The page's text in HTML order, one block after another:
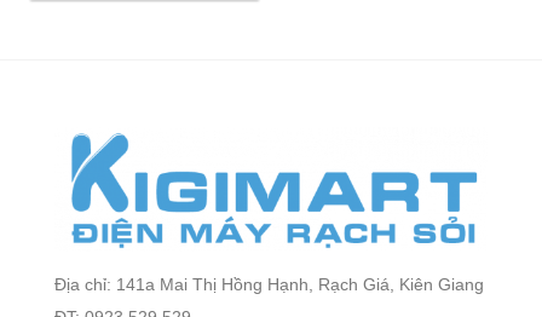
Địa chỉ: 141a Mai Thị Hồng Hạnh, Rạch Giá, Kiên Giang